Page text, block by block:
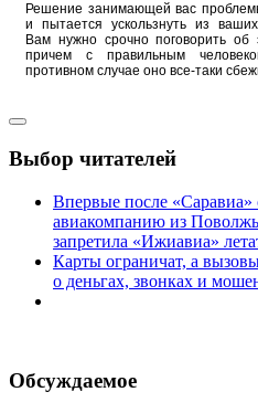
Решение занимающей вас
и пытается ускользнуть из
Вам нужно срочно поговорить об
причем с правильным
противном случае оно все-таки
Выбор читателей
Впервые после
авиакомпанию из
запретила «Ижиавиа»
Карты ограничат, а
о деньгах, звонках и
Обсуждаемое